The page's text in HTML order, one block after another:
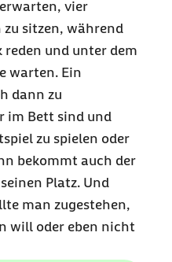
vier
sitzen, während
reden und unter dem
warten. Ein
dann zu
im Bett sind und
zu spielen oder
bekommt auch der
Platz. Und
man zugestehen,
will oder eben nicht